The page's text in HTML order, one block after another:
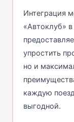
Интеграция
«Автоклуб»
упростить
но и
каждую
выгодной.